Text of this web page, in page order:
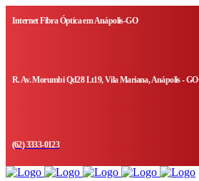
Internet Fibra Óptica em Anápolis-GO
R. Av. Morumbi Qd28 Lt19, Vila Mariana, Anápolis - GO
(62) 3333-0123